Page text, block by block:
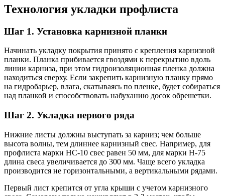
Технология укладки профлиста
Шаг 1. Установка карнизной планки
Начинать укладку покрытия принято с крепления карнизной
планки. Планка прибивается гвоздями к перекрытию вдоль
линии карниза, при этом гидроизоляционная пленка должна
находиться сверху. Если закрепить карнизную планку прямо
на гидробарьер, влага, скатываясь по пленке, будет собираться
над планкой и способствовать набуханию досок обрешетки.
Шаг 2. Укладка первого ряда
Нижние листы должны выступать за карниз; чем больше
высота волны, тем длиннее карнизный свес. Например, для
профлиста марки НС-10 свес равен 50 мм, для марки Н-75
длина свеса увеличивается до 300 мм. Чаще всего укладка
производится не горизонтальными, а вертикальными рядами.
Первый лист крепится от угла крыши с учетом карнизного